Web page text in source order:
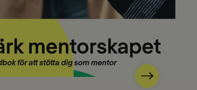
Nästa